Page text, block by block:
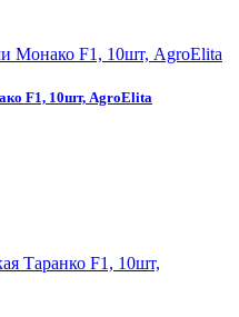
F1, 10шт, AgroElita